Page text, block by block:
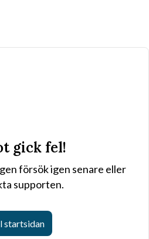
gick fel!
försök igen senare eller
supporten.
startsidan